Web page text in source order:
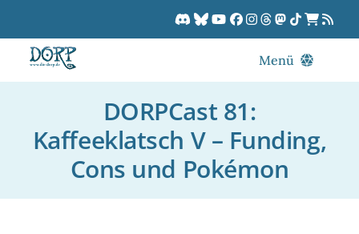
springen
Menü
DORPCast
DORP-TV
Downloads
DORPCast 81:
Kaffeeklatsch V – Funding,
Cons und Pokémon